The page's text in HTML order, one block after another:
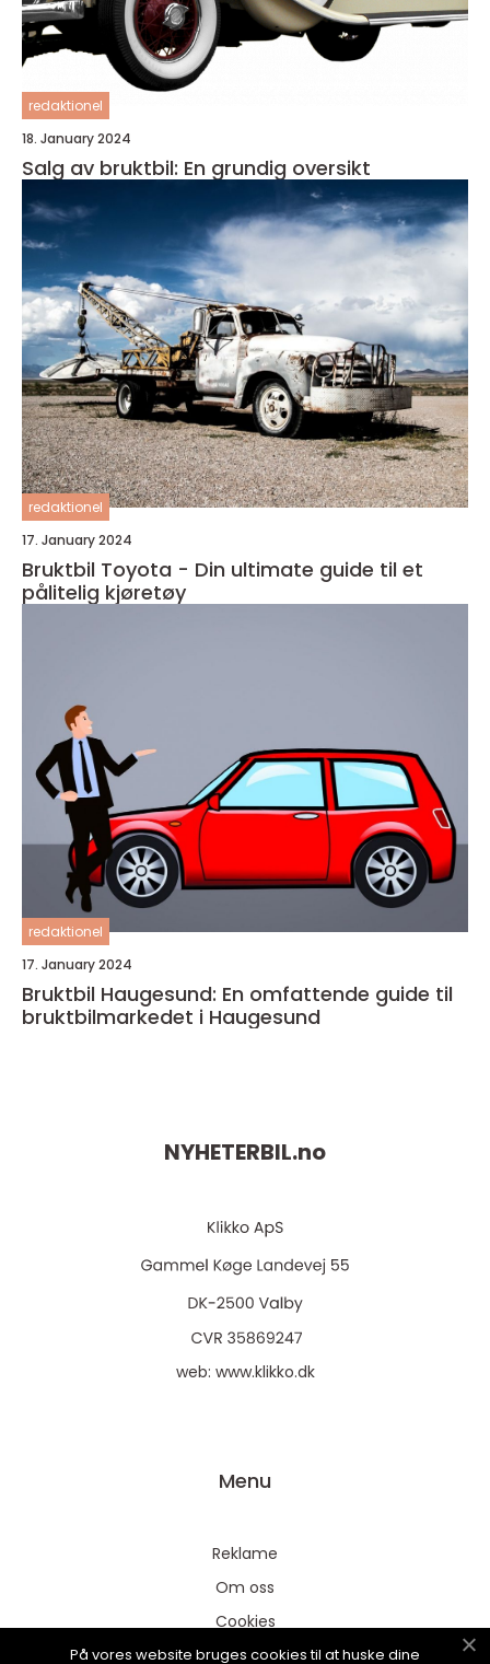
redaktionel
18. January 2024
Salg av bruktbil: En grundig oversikt
redaktionel
17. January 2024
Bruktbil Toyota - Din ultimate guide til et
pålitelig kjøretøy
redaktionel
17. January 2024
Bruktbil Haugesund: En omfattende guide til
bruktbilmarkedet i Haugesund
NYHETERBIL.no
web: www.klikko.dk
Menu
Reklame
Om oss
Cookies
Kontakt Oss
På vores website bruges cookies til at huske dine